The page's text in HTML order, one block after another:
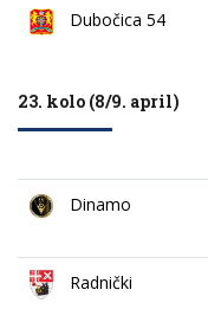
Dubočica 54
23. kolo (8/9. april)
Dinamo
Radnički